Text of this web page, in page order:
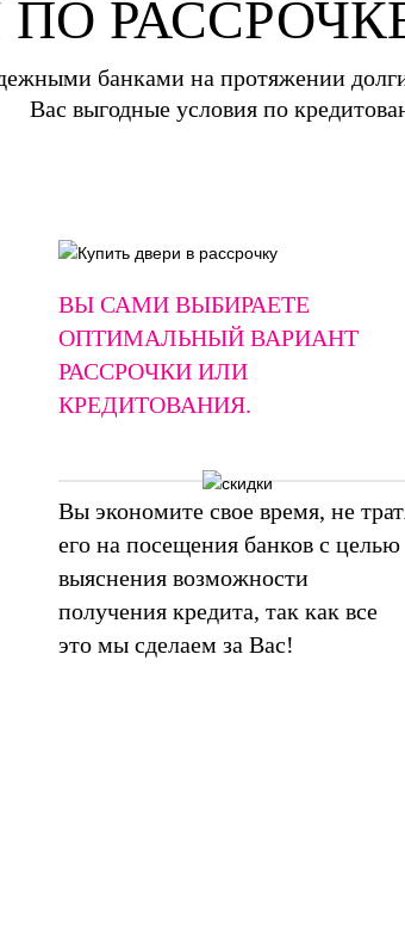
банками на протяжении
Вас выгодные условия по
ВЫ САМИ ВЫБИРАЕТЕ
ОПТИМАЛЬНЫЙ ВАРИАНТ
РАССРОЧКИ ИЛИ
КРЕДИТОВАНИЯ.
Вы экономите свое время, не
его на посещения банков с целью
выяснения возможности
получения кредита, так как все
это мы сделаем за Вас!